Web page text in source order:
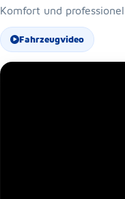
Komfort und
Fahrzeugvideo